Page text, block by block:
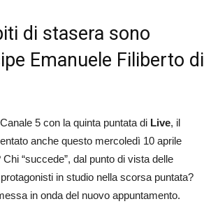
di stasera sono
Emanuele Filiberto di
5 con la quinta puntata di Live, il
anche questo mercoledì 10 aprile
“succede”, dal punto di vista delle
in studio nella scorsa puntata?
in onda del nuovo appuntamento.